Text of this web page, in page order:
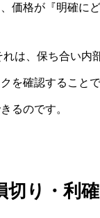
価格が『明確に
は、保ち合い内
を確認すること
るのです。
切り・利